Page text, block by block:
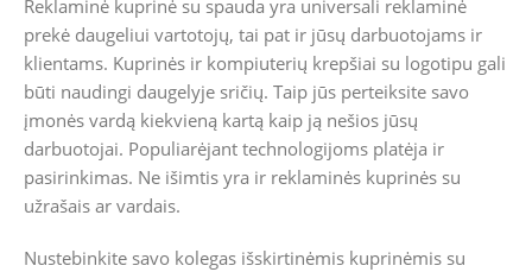
Reklaminė kuprinė su spauda yra universali reklaminė
prekė daugeliui vartotojų, tai pat ir jūsų darbuotojams ir
klientams. Kuprinės ir kompiuterių krepšiai su logotipu gali
būti naudingi daugelyje sričių. Taip jūs perteiksite savo
įmonės vardą kiekvieną kartą kaip ją nešios jūsų
darbuotojai. Populiarėjant technologijoms platėja ir
pasirinkimas. Ne išimtis yra ir reklaminės kuprinės su
užrašais ar vardais.
Nustebinkite savo kolegas išskirtinėmis kuprinėmis su